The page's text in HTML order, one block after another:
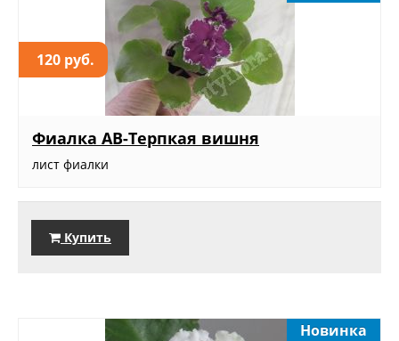
120 руб.
Фиалка АВ-Терпкая вишня
лист фиалки
Купить
Новинка